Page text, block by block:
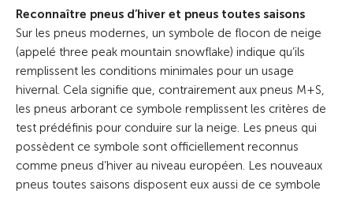
Reconnaître pneus d’hiver et pneus toutes saisons
Sur les pneus modernes, un symbole de flocon de neige
(appelé three peak mountain snowflake) indique qu’ils
remplissent les conditions minimales pour un usage
hivernal. Cela signifie que, contrairement aux pneus M+S,
les pneus arborant ce symbole remplissent les critères de
test prédéfinis pour conduire sur la neige. Les pneus qui
possèdent ce symbole sont officiellement reconnus
comme pneus d’hiver au niveau européen. Les nouveaux
pneus toutes saisons disposent eux aussi de ce symbole